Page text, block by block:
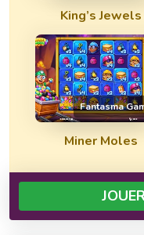
King’s Jewels
Fantasma
Miner Moles